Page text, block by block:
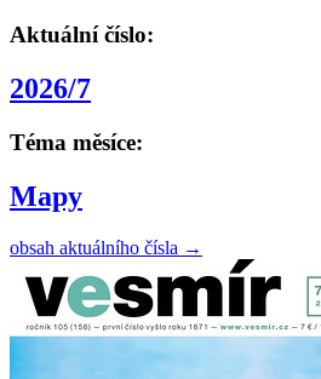
Aktuální číslo:
2026/7
Téma měsíce:
Mapy
obsah aktuálního čísla →